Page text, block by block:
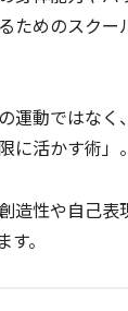
ためのスクー
運動ではなく
に活かす術」。
造性や自己表
。